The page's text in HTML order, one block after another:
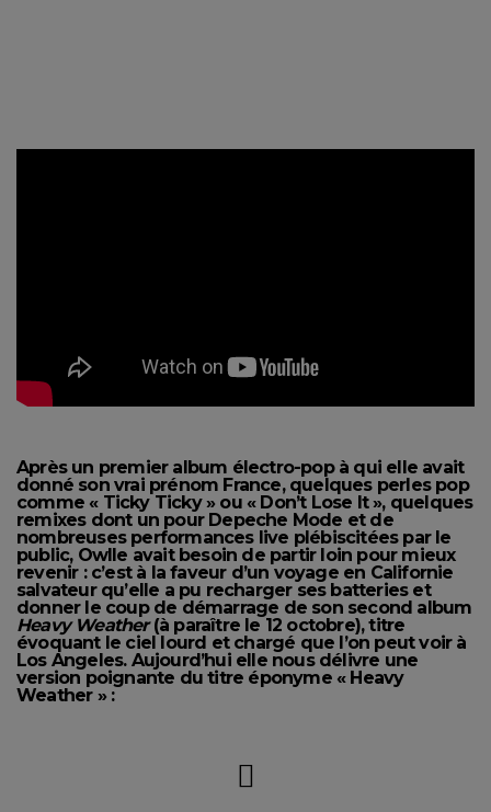
Après un premier album électro-pop à qui elle avait
donné son vrai prénom France, quelques perles pop
comme « Ticky Ticky » ou « Don’t Lose It », quelques
remixes dont un pour Depeche Mode et de
nombreuses performances live plébiscitées par le
public, Owlle avait besoin de partir loin pour mieux
revenir : c’est à la faveur d’un voyage en Californie
salvateur qu’elle a pu recharger ses batteries et
donner le coup de démarrage de son second album
Heavy Weather(à paraître le 12 octobre), titre
évoquant le ciel lourd et chargé que l’on peut voir à
Los Angeles. Aujourd’hui elle nous délivre une
version poignante du titre éponyme « Heavy
Weather » :